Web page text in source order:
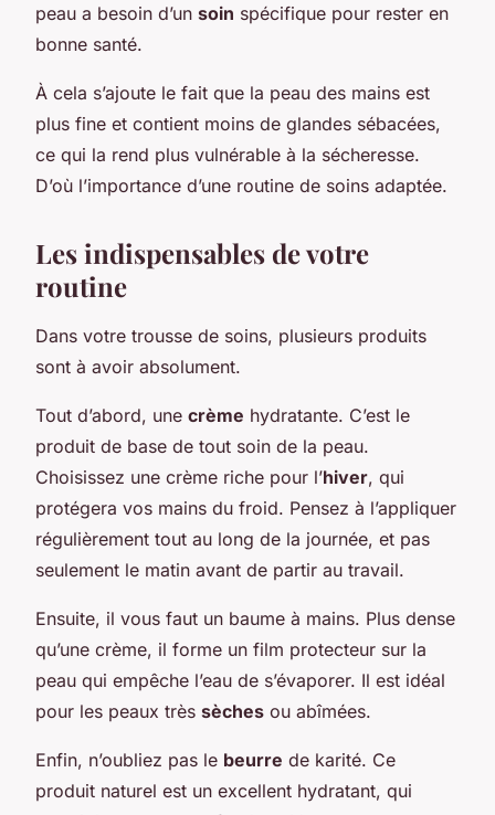
peau a besoin d’un soin spécifique pour rester en
bonne santé.
À cela s’ajoute le fait que la peau des mains est
plus fine et contient moins de glandes sébacées,
ce qui la rend plus vulnérable à la sécheresse.
D’où l’importance d’une routine de soins adaptée.
Les indispensables de votre
routine
Dans votre trousse de soins, plusieurs produits
sont à avoir absolument.
Tout d’abord, une crème hydratante. C’est le
produit de base de tout soin de la peau.
Choisissez une crème riche pour l’hiver, qui
protégera vos mains du froid. Pensez à l’appliquer
régulièrement tout au long de la journée, et pas
seulement le matin avant de partir au travail.
Ensuite, il vous faut un baume à mains. Plus dense
qu’une crème, il forme un film protecteur sur la
peau qui empêche l’eau de s’évaporer. Il est idéal
pour les peaux très sèches ou abîmées.
Enfin, n’oubliez pas le beurre de karité. Ce
produit naturel est un excellent hydratant, qui